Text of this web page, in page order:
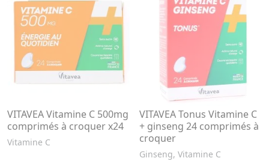
VITAVEA Vitamine C 500mg
comprimés à croquer x24
Vitamine C
VITAVEA Tonus Vitamine C
+ ginseng 24 comprimés à
croquer
Ginseng, Vitamine C